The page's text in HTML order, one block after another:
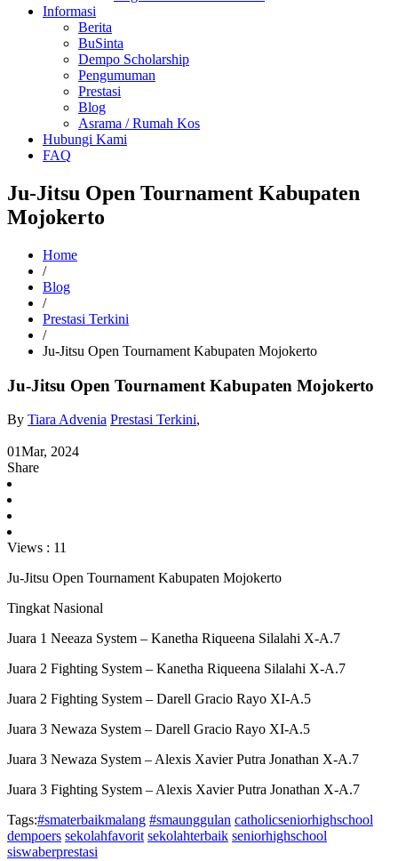
Informasi
Berita
BuSinta
Dempo Scholarship
Pengumuman
Prestasi
Blog
Asrama / Rumah Kos
Hubungi Kami
FAQ
Ju-Jitsu Open Tournament Kabupaten
Mojokerto
Home
/
Blog
/
Prestasi Terkini
/
Ju-Jitsu Open Tournament Kabupaten Mojokerto
Ju-Jitsu Open Tournament Kabupaten Mojokerto
By Tiara Advenia Prestasi Terkini,
01Mar, 2024
Share
Views : 11
Ju-Jitsu Open Tournament Kabupaten Mojokerto
Tingkat Nasional
Juara 1 Neeaza System – Kanetha Riqueena Silalahi X-A.7
Juara 2 Fighting System – Kanetha Riqueena Silalahi X-A.7
Juara 2 Fighting System – Darell Gracio Rayo XI-A.5
Juara 3 Newaza System – Darell Gracio Rayo XI-A.5
Juara 3 Newaza System – Alexis Xavier Putra Jonathan X-A.7
Juara 3 Fighting System – Alexis Xavier Putra Jonathan X-A.7
Tags:#smaterbaikmalang #smaunggulan catholicseniorhighschool
dempoers sekolahfavorit sekolahterbaik seniorhighschool
siswaberprestasi